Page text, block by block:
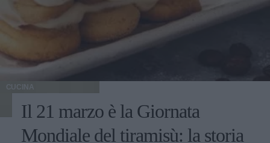
CUCINA
Il 21 marzo è la Giornata
Mondiale del tiramisù: la storia